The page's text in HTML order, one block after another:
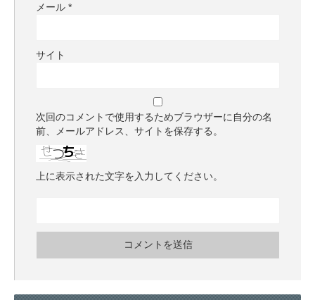
メール *
サイト
次回のコメントで使用するためブラウザーに自分の名
前、メールアドレス、サイトを保存する。
上に表示された文字を入力してください。